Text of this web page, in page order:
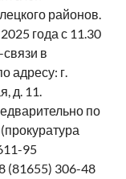
районов.
года с 11.30
в
адресу: г.
д. 11.
по
95
(81655) 306-48